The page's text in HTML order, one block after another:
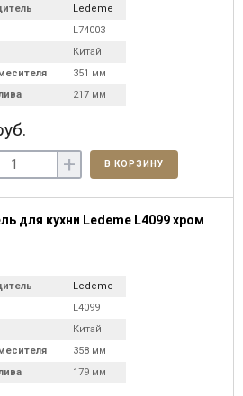
Ledeme
L74003
Китай
351 мм
217 мм
+ В КОРЗИНУ
для кухни Ledeme L4099 хром
Ledeme
L4099
Китай
358 мм
179 мм